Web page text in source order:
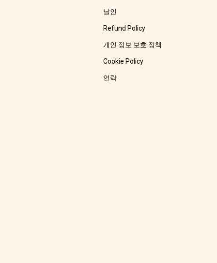
날인
Refund Policy
개인 정보 보호 정책
Cookie Policy
연락